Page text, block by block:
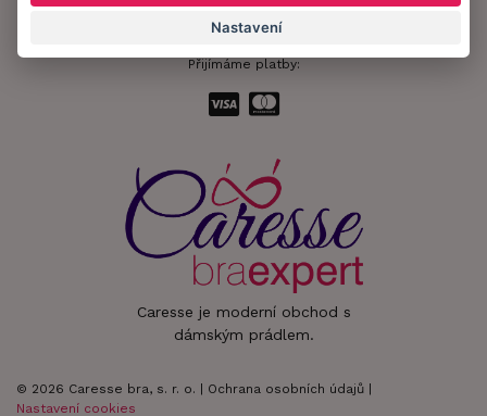
Caresse je moderní obchod s
dámským prádlem.
© 2026 Caresse bra, s. r. o. | Ochrana osobních údajů |
Nastavení cookies
Přijímáme platby:
Nastavení